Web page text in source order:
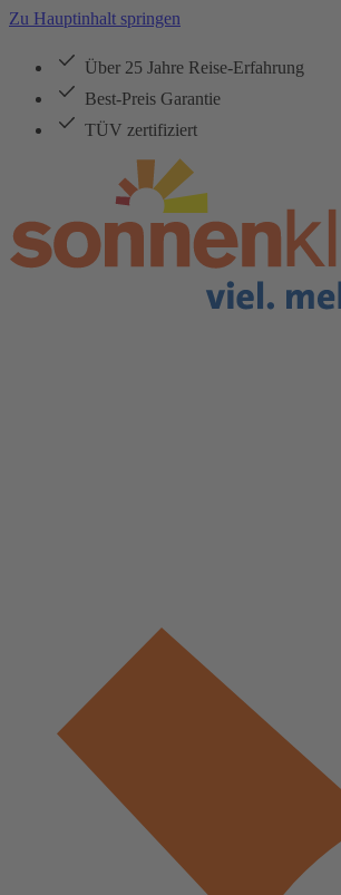
Zu Hauptinhalt springen
Über 25 Jahre Reise-Erfahrung
Best-Preis Garantie
TÜV zertifiziert